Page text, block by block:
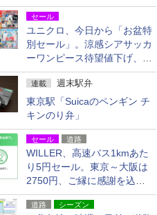
「空港西出口」の利用検討を
セール
ユニクロ、今日から「お盆特
別セール」。涼感シアサッカ
ーワンピース待望値下げ、撥
水ギアショーツは1990円に
連載 週末駅弁
東京駅「Suicaのペンギン チ
キンのり弁」
セール 道路
WILLER、高速バス1kmあた
り5円セール。東京～大阪は
2750円、ご縁に感謝を込め
た20周年記念キャンペーン
道路 シーズン